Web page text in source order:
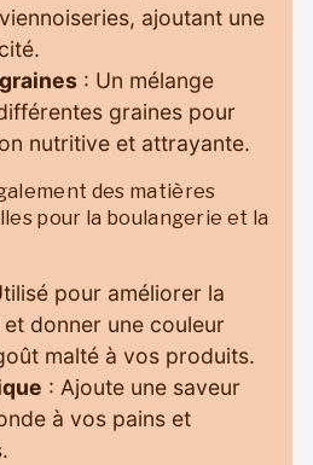
ajoutant une
: Un mélange
graines pour
nutritive et attrayante.
des matières
pour la boulangerie et la
pour améliorer la
donner une couleur
malté à vos produits.
: Ajoute une saveur
à vos pains et